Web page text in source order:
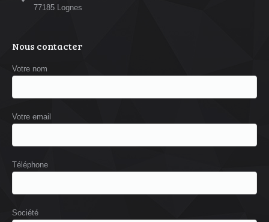
77185 Lognes
Nous contacter
Votre nom
Votre email
Téléphone
Société